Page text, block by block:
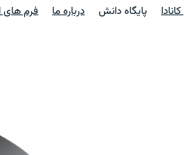
پایگاه دانش درباره ما
فرم های